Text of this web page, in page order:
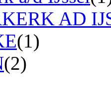
AD
(1)
(2)